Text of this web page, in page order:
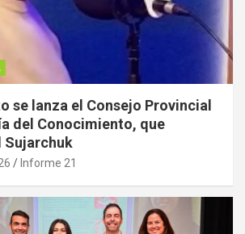
se lanza el Consejo Provincial
del Conocimiento, que
Sujarchuk
Informe 21